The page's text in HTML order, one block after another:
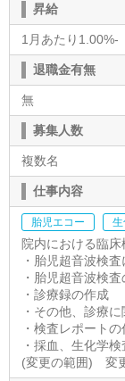
昇給
1月あたり1.00%-
退職金有無
無
募集人数
複数名
仕事内容
胎児エコー 生
院内における臨床
・胎児超音波検
・胎児超音波検
・診療録の作成
・その他、診療
・検査レポートの
・採血、生化学
(変更の範囲) 変